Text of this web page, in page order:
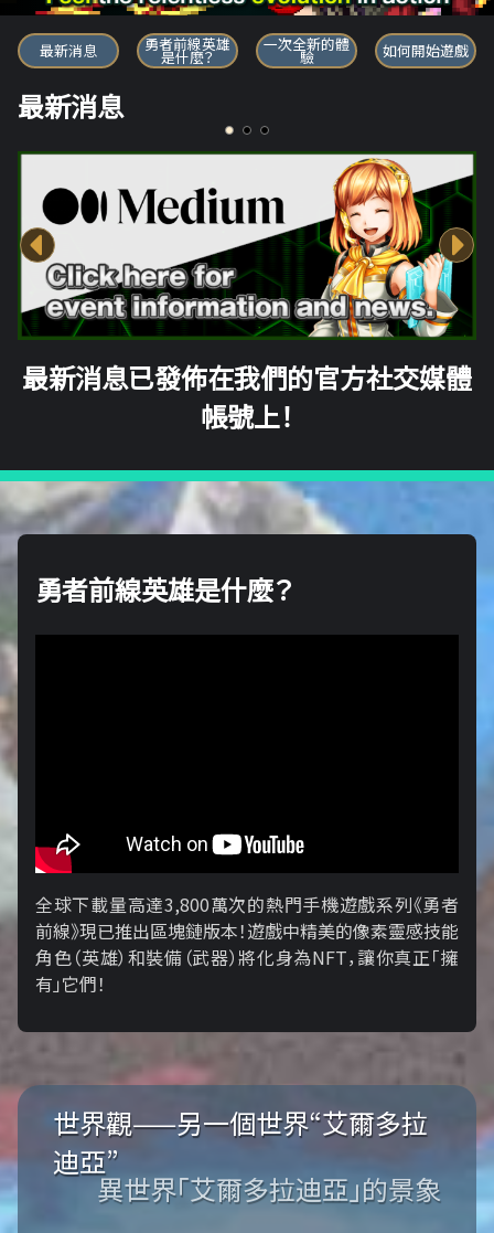
勇者前線英雄
最新消息 勇者前線英雄
是什麼？
一次全新的體
驗 如何開始遊戲
最新消息
最新消息已發佈在我們的官方社交媒體
帳號上！
勇者前線英雄是什麼？
全球下載量高達3,800萬次的熱門手機遊戲系列《勇者
前線》現已推出區塊鏈版本！遊戲中精美的像素靈感技能
角色（英雄）和裝備（武器）將化身為NFT，讓你真正「擁​​
有」它們！
世界觀——另一個世界“艾爾多拉
迪亞”
異世界「艾爾多拉迪亞」的景象